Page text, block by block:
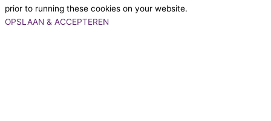
prior to running these cookies on your website.
OPSLAAN & ACCEPTEREN